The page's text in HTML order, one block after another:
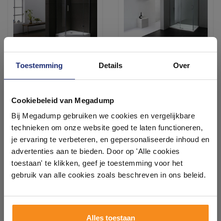
Toestemming Details Over
Cookiebeleid van Megadump
Bij Megadump gebruiken we cookies en vergelijkbare
technieken om onze website goed te laten functioneren,
je ervaring te verbeteren, en gepersonaliseerde inhoud en
advertenties aan te bieden. Door op 'Alle cookies
toestaan' te klikken, geef je toestemming voor het
gebruik van alle cookies zoals beschreven in ons beleid.
Alles toestaan
Douchecabine Vijfhoek
742,46
613,60
Meer info
Douchecabine Vierkant
724,79
599,00
Meer info
badkamers in onze 1000 m²
showroom
Laat je inspireren door 21 volledig ingerichte
badkameropstellingen – van compact tot luxe. Onze
ervaren adviseurs helpen je persoonlijk, en je vindt
tegels & sanitair direct uit voorraad. Gratis parkeren
op eigen terrein.